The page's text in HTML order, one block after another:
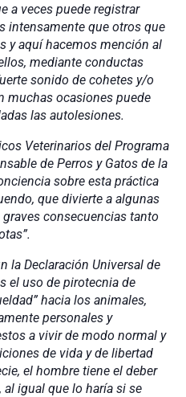
a veces puede registrar
intensamente que otros que
y aquí hacemos mención al
mediante conductas
sonido de cohetes y/o
muchas ocasiones puede
las autolesiones.
del Programa
de Perros y Gatos de la
sobre esta práctica
que divierte a algunas
consecuencias tanto
Universal de
el uso de pirotecnia de
hacia los animales,
personales y
a vivir de modo normal y
de vida y de libertad
el hombre tiene el deber
igual que lo haría si se